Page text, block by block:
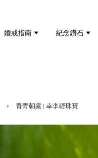
婚戒指南 紀念鑽石
› 青青朝露 | 幸李輕珠寶